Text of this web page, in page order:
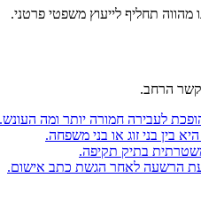
תחליף לייעוץ משפטי פרטני.
הרחב.
לעבירה חמורה יותר ומה העונש.
בין בני זוג או בני משפחה.
בתיק תקיפה.
הרשעה לאחר הגשת כתב אישום.